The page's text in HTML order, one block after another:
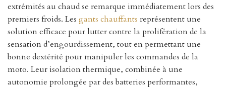
extrémités au chaud se remarque immédiatement lors des
premiers froids. Les gants chauffants représentent une
solution efficace pour lutter contre la prolifération de la
sensation d’engourdissement, tout en permettant une
bonne dextérité pour manipuler les commandes de la
moto. Leur isolation thermique, combinée à une
autonomie prolongée par des batteries performantes,